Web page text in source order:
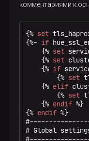
chroot
maxconn
group
daemon
ssl-
# common
# use if not
defaults
mode
log
комментариями к
{% set
{%- if
{% set
{% set
{% if
{% set
{% elif
{% set
{% endif %}
{% endif %}
# Global